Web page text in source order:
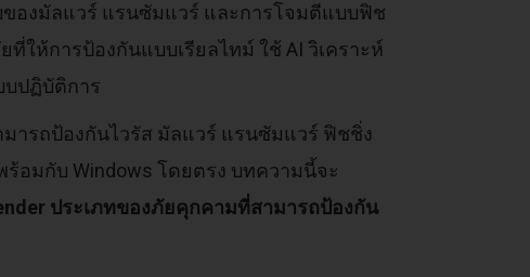
องมัลแวร์ แรนซัมแวร์ และการโจมตีแบบฟิช
ห้การป้องกันแบบเรียลไทม์ ใช้ AI วิเคราะห์
บปฏิบัติการ
ารถป้องกันไวรัส มัลแวร์ แรนซัมแวร์ ฟิชชิ่ง
อมกับ Windows โดยตรง บทความนี้จะ
ประเภทของภัยคุกคามที่สามารถป้องกัน